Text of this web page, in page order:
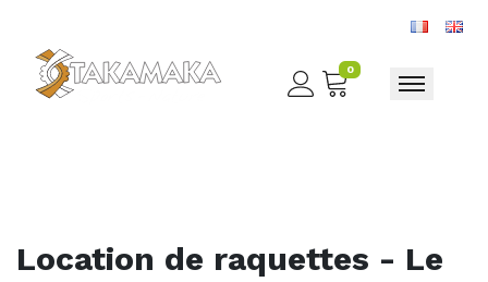
0
Toggle
Location de raquettes - Le